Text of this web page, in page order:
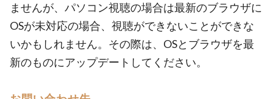
ませんが、パソコン視聴の場合は最新のブラウザに
OSが未対応の場合、視聴ができないことができな
いかもしれません。その際は、OSとブラウザを最
新のものにアップデートしてください。